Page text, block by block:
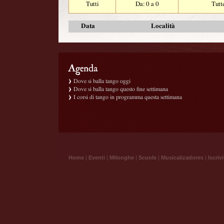
Tutti Da: 0 a 0
Data Località
Dove si balla tango oggi
Dove si balla tango questo fine settimana
I corsi di tango in programma questa settimana
Home | Eventi | Milonghe | Scuole | Musicalizadores |